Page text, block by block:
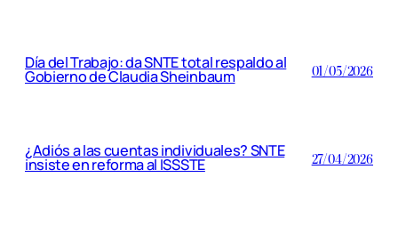
Día del Trabajo: da SNTE total respaldo al
Gobierno de Claudia Sheinbaum 01/05/2026
¿Adiós a las cuentas individuales? SNTE
insiste en reforma al ISSSTE 27/04/2026